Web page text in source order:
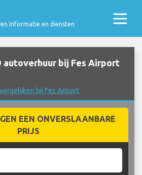
Informatie en diensten
autoverhuur bij Fes Airport
bij Fes Airport
EEN ONVERSLAANBARE
PRIJS